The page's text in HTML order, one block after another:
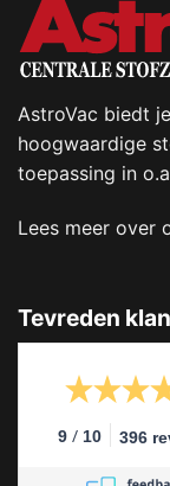
AstroVac biedt
hoogwaardige
toepassing in
Lees meer over
Tevreden
9 / 10 396